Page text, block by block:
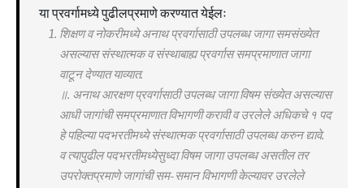
या प्रवर्गामध्ये पुढीलप्रमाणे करण्यात येईलः
शिक्षण व नोकरीमध्ये अनाथ प्रवर्गासाठी उपलब्ध जागा समसंख्येत
असल्यास संस्थात्मक व संस्थाबाह्य प्रवर्गास समप्रमाणात जागा
वाटून देण्यात याव्यात.
॥. अनाथ आरक्षण प्रवर्गासाठी उपलब्ध जागा विषम संख्येत असल्यास
आधी जागांची समप्रमाणात विभागणी करावी व उरलेले अधिकचे १ पद
हे पहिल्या पदभरतीमध्ये संस्थात्मक प्रवर्गासाठी उपलब्ध करुन द्यावे.
व त्यापुढील पदभरतीमध्येसुध्दा विषम जागा उपलब्ध असतील तर
उपरोक्तप्रमाणे जागांची सम-समान विभागणी केल्यावर उरलेले